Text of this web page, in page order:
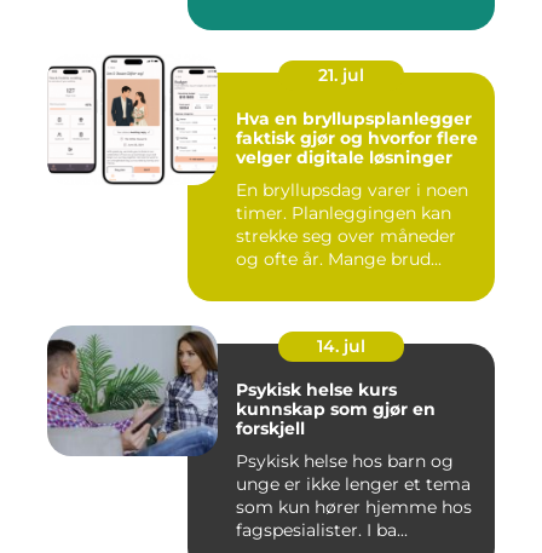
21. jul
Hva en bryllupsplanlegger
faktisk gjør og hvorfor flere
velger digitale løsninger
En bryllupsdag varer i noen
timer. Planleggingen kan
strekke seg over måneder
og ofte år. Mange brud...
14. jul
Psykisk helse kurs
kunnskap som gjør en
forskjell
Psykisk helse hos barn og
unge er ikke lenger et tema
som kun hører hjemme hos
fagspesialister. I ba...